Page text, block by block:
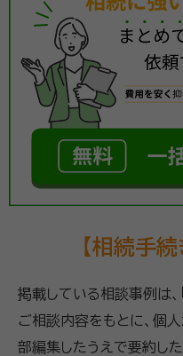
【相続手
掲載している相談事例は、
ご相談内容をもとに、個
部編集したうえで要約し